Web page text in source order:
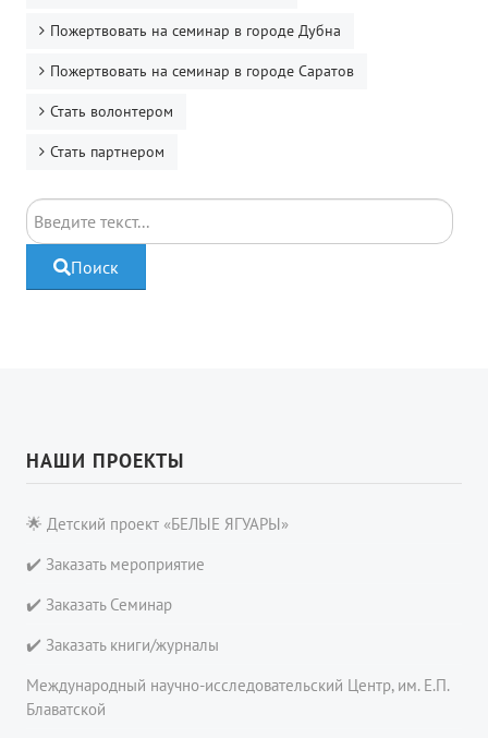
Пожертвовать на семинар в городе Дубна
Пожертвовать на семинар в городе Саратов
Стать волонтером
Стать партнером
Поиск
Поиск
НАШИ ПРОЕКТЫ
🌟 Детский проект «БЕЛЫЕ ЯГУАРЫ»
✔️ Заказать мероприятие
✔️ Заказать Семинар
✔️ Заказать книги/журналы
Международный научно-исследовательский Центр, им. Е.П.
Блаватской